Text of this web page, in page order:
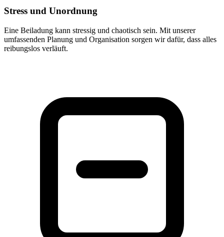
Stress und Unordnung
Eine Beiladung kann stressig und chaotisch sein. Mit unserer
umfassenden Planung und Organisation sorgen wir dafür, dass alles
reibungslos verläuft.